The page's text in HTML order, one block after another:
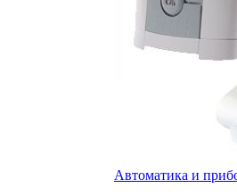
Автоматика и